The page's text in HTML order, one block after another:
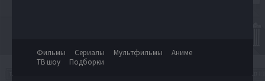
Фильмы Сериалы Мультфильмы
Аниме
ТВ шоу
Подборки